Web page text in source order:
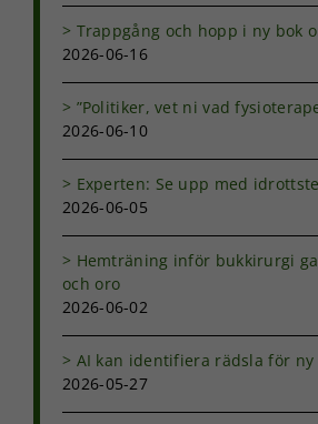
Trappgång och hopp i ny bok
2026-06-16
”Politiker, vet ni vad
2026-06-10
Experten: Se upp med
2026-06-05
Hemträning inför bukkirurgi
och oro
2026-06-02
AI kan identifiera rädsla för ny
2026-05-27
de
från